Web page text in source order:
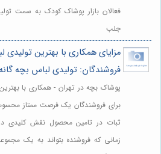
فعالان بازار پوشاک کودک به سمت
جلب
مزایای همکاری با بهترین تولیدی
فروشندگان: تولیدی لباس بچه
پوشاک بچه در تهران - همکاری با
برای فروشندگان یک فرصت ممتاز
ثبات در تامین محصول نقش کلیدی
زمانی که فروشنده بتواند به یک